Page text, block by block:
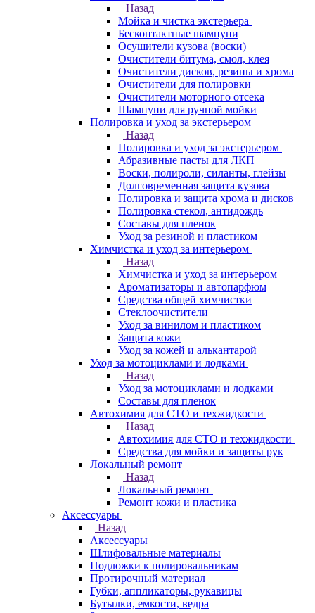
Назад
Мойка и чистка экстерьера
Бесконтактные шампуни
Осушители кузова (воски)
Очистители битума, смол, клея
Очистители дисков, резины и хрома
Очистители для полировки
Очистители моторного отсека
Шампуни для ручной мойки
Полировка и уход за экстерьером
Назад
Полировка и уход за экстерьером
Абразивные пасты для ЛКП
Воски, полироли, силанты, глейзы
Долговременная защита кузова
Полировка и защита хрома и дисков
Полировка стекол, антидождь
Составы для пленок
Уход за резиной и пластиком
Химчистка и уход за интерьером
Назад
Химчистка и уход за интерьером
Ароматизаторы и автопарфюм
Средства общей химчистки
Стеклоочистители
Уход за винилом и пластиком
Защита кожи
Уход за кожей и алькантарой
Уход за мотоциклами и лодками
Назад
Уход за мотоциклами и лодками
Составы для пленок
Автохимия для СТО и техжидкости
Назад
Автохимия для СТО и техжидкости
Средства для мойки и защиты рук
Локальный ремонт
Назад
Локальный ремонт
Ремонт кожи и пластика
Аксессуары
Назад
Аксессуары
Шлифовальные материалы
Подложки к полировальникам
Протирочный материал
Губки, аппликаторы, рукавицы
Бутылки, емкости, ведра